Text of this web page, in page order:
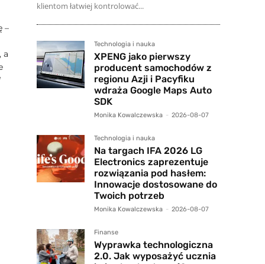
–
a
klientom łatwiej kontrolować...
Technologia i nauka
XPENG jako pierwszy
producent samochodów z
regionu Azji i Pacyfiku
wdraża Google Maps Auto
SDK
Monika Kowalczewska - 2026-08-07
Technologia i nauka
Na targach IFA 2026 LG
Electronics zaprezentuje
rozwiązania pod hasłem:
Innowacje dostosowane do
Twoich potrzeb
Monika Kowalczewska - 2026-08-07
Finanse
Wyprawka technologiczna
2.0. Jak wyposażyć ucznia